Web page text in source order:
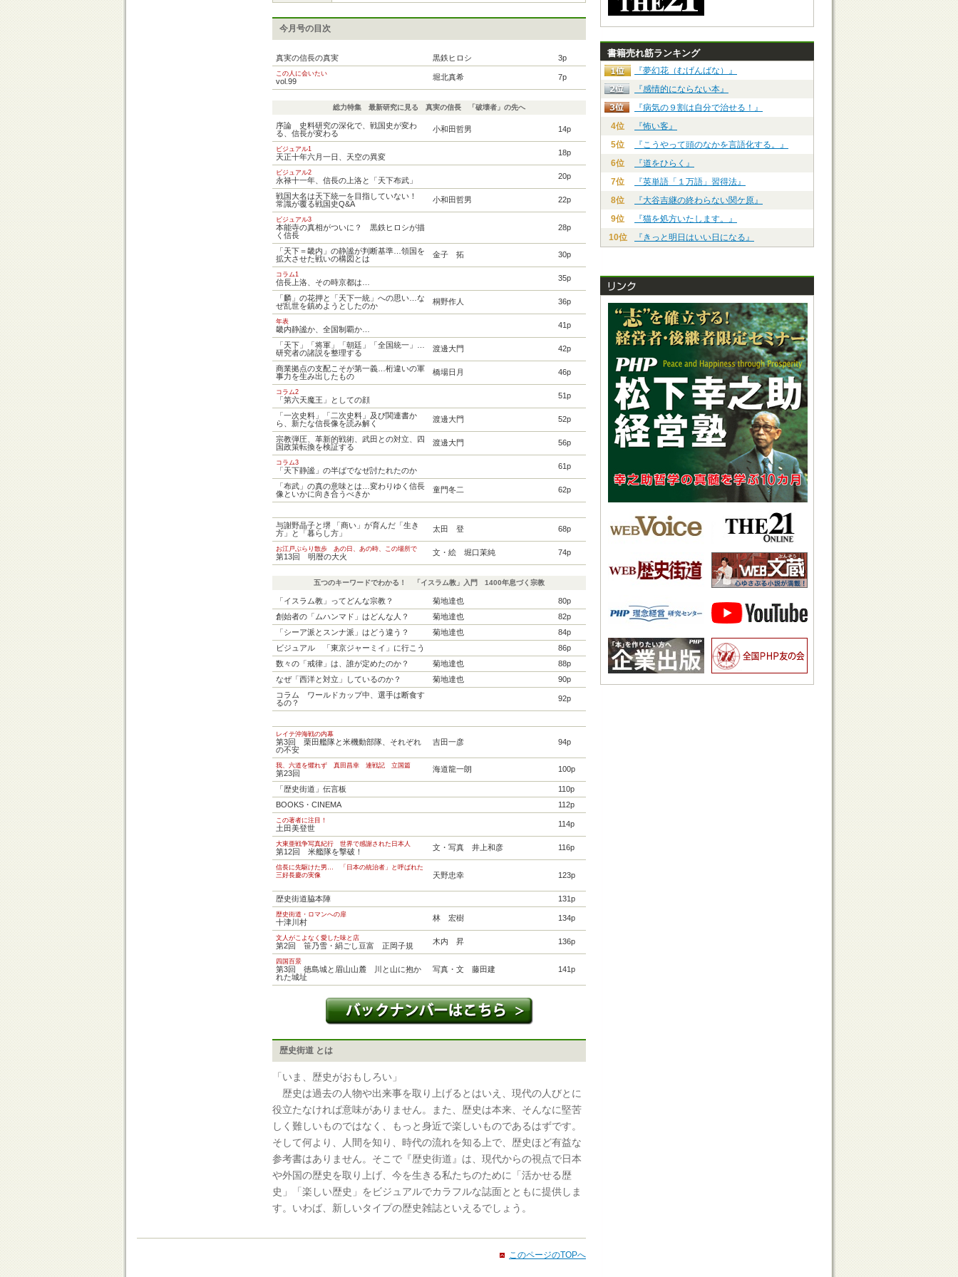
今月号の目次
真実の信長の真実 黒鉄ヒロシ 3p
この人に会いたい
vol.99 堀北真希 7p
総力特集 最新研究に見る 真実の信長 「破壊者」の先へ
序論 史料研究の深化で、戦国史が変わ
る、信長が変わる
小和田哲男 14p
ビジュアル1
天正十年六月一日、天空の異変 18p
ビジュアル2
永禄十一年、信長の上洛と「天下布武」 20p
戦国大名は天下統一を目指していない！
常識が覆る戦国史Q&A
小和田哲男 22p
ビジュアル3
本能寺の真相がついに？ 黒鉄ヒロシが描
く信長
28p
「天下＝畿内」の静謐が判断基準…領国を
拡大させた戦いの構図とは
金子 拓 30p
コラム1
信長上洛、その時京都は… 35p
「麟」の花押と「天下一統」への思い…な
ぜ乱世を鎮めようとしたのか
桐野作人 36p
年表
畿内静謐か、全国制覇か… 41p
「天下」「将軍」「朝廷」「全国統一」…
研究者の諸説を整理する
渡邊大門 42p
商業拠点の支配こそが第一義…桁違いの軍
事力を生み出したもの
橋場日月 46p
コラム2
「第六天魔王」としての顔 51p
「一次史料」「二次史料」及び関連書か
ら、新たな信長像を読み解く
渡邊大門 52p
宗教弾圧、革新的戦術、武田との対立、四
国政策転換を検証する
渡邊大門 56p
コラム3
「天下静謐」の半ばでなぜ討たれたのか 61p
「布武」の真の意味とは…変わりゆく信長
像といかに向き合うべきか
童門冬二 62p
与謝野晶子と堺 「商い」が育んだ「生き
方」と「暮らし方」
太田 登 68p
お江戸ぶらり散歩 あの日、あの時、この場所で
第13回 明暦の大火 文・絵 堀口茉純 74p
五つのキーワードでわかる！ 「イスラム教」入門 1400年息づく宗教
「イスラム教」ってどんな宗教？ 菊地達也
80p
創始者の「ムハンマド」はどんな人？
菊地達也
82p
「シーア派とスンナ派」はどう違う？
菊地達也
84p
ビジュアル 「東京ジャーミイ」に行こう
86p
数々の「戒律」は、誰が定めたのか？
菊地達也
88p
なぜ「西洋と対立」しているのか？
菊地達也
90p
コラム ワールドカップ中、選手は断食す
るの？
92p
レイテ沖海戦の内幕
第3回 栗田艦隊と米機動部隊、それぞれ
の不安
吉田一彦 94p
我、六道を懼れず 真田昌幸 連戦記 立国篇
第23回 海道龍一朗 100p
「歴史街道」伝言板
110p
BOOKS・CINEMA
112p
この著者に注目！
土田美登世 114p
大東亜戦争写真紀行 世界で感謝された日本人
第12回 米艦隊を撃破！ 文・写真 井上和彦 116p
信長に先駆けた男… 「日本の統治者」と呼ばれた
三好長慶の実像
天野忠幸 123p
歴史街道脇本陣 131p
歴史街道・ロマンへの扉
十津川村 林 宏樹 134p
文人がこよなく愛した味と店
第2回 笹乃雪・絹ごし豆富 正岡子規 木内 昇 136p
四国百景
第3回 徳島城と眉山山麓 川と山に抱か
れた城址
写真・文 藤田建 141p
歴史街道 とは
「いま、歴史がおもしろい」
歴史は過去の人物や出来事を取り上げるとはいえ、現代の人びとに
役立たなければ意味がありません。また、歴史は本来、そんなに堅苦
しく難しいものではなく、もっと身近で楽しいものであるはずです。
そして何より、人間を知り、時代の流れを知る上で、歴史ほど有益な
参考書はありません。そこで『歴史街道』は、現代からの視点で日本
や外国の歴史を取り上げ、今を生きる私たちのために「活かせる歴
史」「楽しい歴史」をビジュアルでカラフルな誌面とともに提供しま
す。いわば、新しいタイプの歴史雑誌といえるでしょう。
このページのTOPへ
書籍売れ筋ランキング
『夢幻花（むげんばな）』
『感情的にならない本』
『病気の９割は自分で治せる！』
4位
『怖い客』
5位
『こうやって頭のなかを言語化する。』
6位
『道をひらく』
7位
『英単語「１万語」習得法』
8位
『大谷吉継の終わらない関ケ原』
9位
『猫を処方いたします。』
10位
『きっと明日はいい日になる』